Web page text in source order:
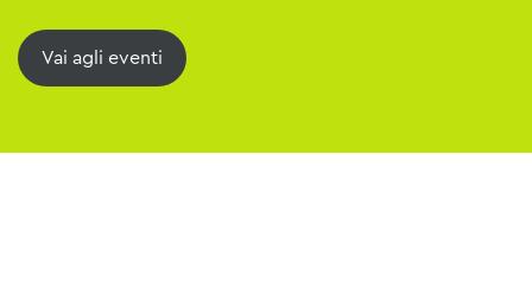
Vai agli eventi